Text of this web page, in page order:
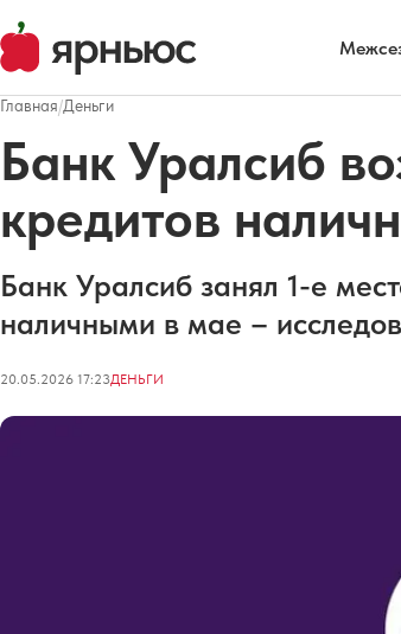
Главная/Деньги
Банк Уралсиб
кредитов
Банк Уралсиб занял 1-е
наличными в мае –
20.05.2026 17:23ДЕНЬГИ